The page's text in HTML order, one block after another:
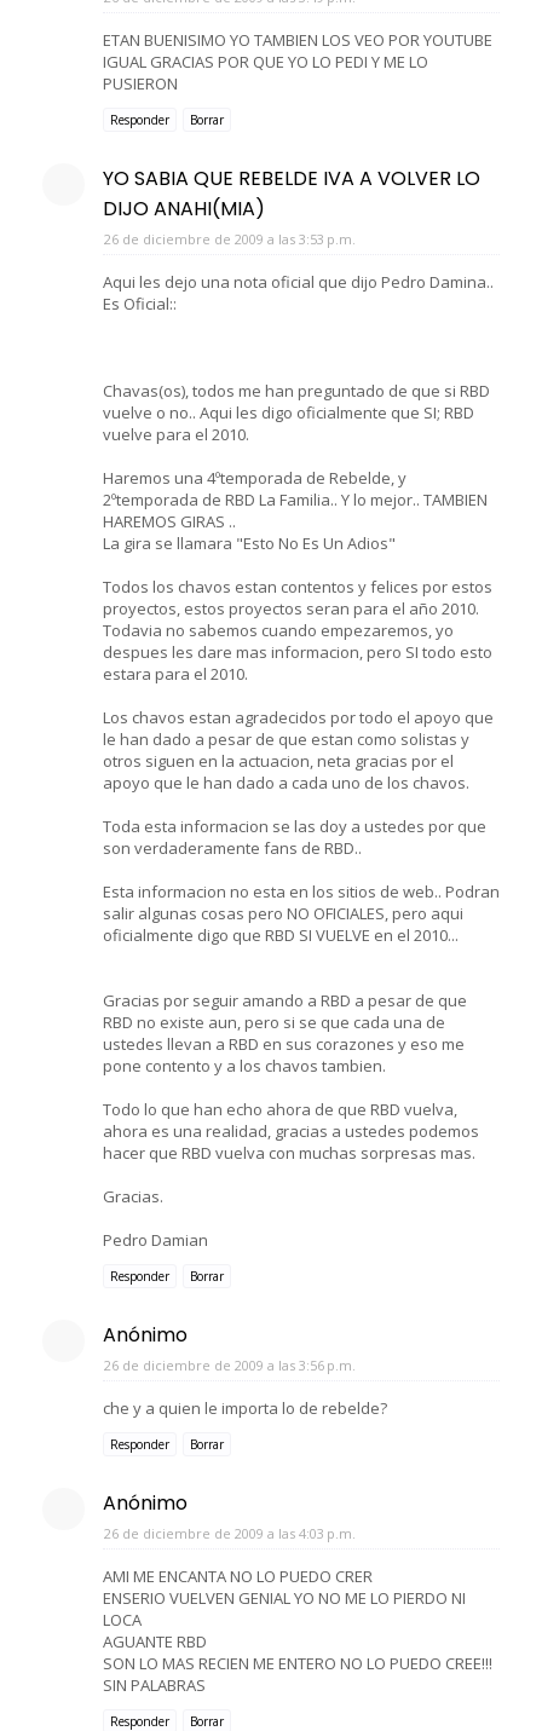
ETAN BUENISIMO YO TAMBIEN LOS VEO POR YOUTUBE
IGUAL GRACIAS POR QUE YO LO PEDI Y ME LO
PUSIERON
Responder Borrar
YO SABIA QUE REBELDE IVA A VOLVER LO
DIJO ANAHI(MIA)
26 de diciembre de 2009 a las 3:53 p.m.
Aqui les dejo una nota oficial que dijo Pedro Damina..
Es Oficial::
Chavas(os), todos me han preguntado de que si RBD
vuelve o no.. Aqui les digo oficialmente que SI; RBD
vuelve para el 2010.
Haremos una 4ºtemporada de Rebelde, y
2ºtemporada de RBD La Familia.. Y lo mejor.. TAMBIEN
HAREMOS GIRAS ..
La gira se llamara "Esto No Es Un Adios"
Todos los chavos estan contentos y felices por estos
proyectos, estos proyectos seran para el año 2010.
Todavia no sabemos cuando empezaremos, yo
despues les dare mas informacion, pero SI todo esto
estara para el 2010.
Los chavos estan agradecidos por todo el apoyo que
le han dado a pesar de que estan como solistas y
otros siguen en la actuacion, neta gracias por el
apoyo que le han dado a cada uno de los chavos.
Toda esta informacion se las doy a ustedes por que
son verdaderamente fans de RBD..
Esta informacion no esta en los sitios de web.. Podran
salir algunas cosas pero NO OFICIALES, pero aqui
oficialmente digo que RBD SI VUELVE en el 2010...
Gracias por seguir amando a RBD a pesar de que
RBD no existe aun, pero si se que cada una de
ustedes llevan a RBD en sus corazones y eso me
pone contento y a los chavos tambien.
Todo lo que han echo ahora de que RBD vuelva,
ahora es una realidad, gracias a ustedes podemos
hacer que RBD vuelva con muchas sorpresas mas.
Gracias.
Pedro Damian
Responder Borrar
Anónimo
26 de diciembre de 2009 a las 3:56 p.m.
che y a quien le importa lo de rebelde?
Responder Borrar
Anónimo
26 de diciembre de 2009 a las 4:03 p.m.
AMI ME ENCANTA NO LO PUEDO CRER
ENSERIO VUELVEN GENIAL YO NO ME LO PIERDO NI
LOCA
AGUANTE RBD
SON LO MAS RECIEN ME ENTERO NO LO PUEDO CREE!!!
SIN PALABRAS
Responder Borrar